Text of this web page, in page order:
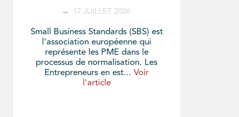
17 JUILLET 2026
Small Business Standards (SBS) est
l'association européenne qui
représente les PME dans le
processus de normalisation. Les
Entrepreneurs en est...Voir
l'article